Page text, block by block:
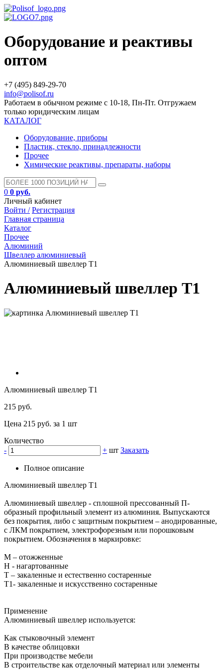
Оборудование и реактивы
оптом
+7 (495) 849-29-70
info@polisof.ru
Работаем в обычном режиме с 10-18, Пн-Пт. Отгружаем
только юридическим лицам
КАТАЛОГ
Оборудование, приборы
Пластик, стекло, принадлежности
Прочее
Химические реактивы, препараты, наборы
0 0 руб.
Личный кабинет
Войти / Регистрация
Главная страница
Каталог
Прочее
Алюминий
Швеллер алюминиевый
Алюминиевый швеллер Т1
Алюминиевый швеллер Т1
Алюминиевый швеллер Т1
215 руб.
Цена 215 руб. за 1 шт
Количество
-
+ шт Заказать
Полное описание
Алюминиевый швеллер Т1
Алюминиевый швеллер - сплошной прессованный П-
образный профильный элемент из алюминия. Выпускаются
без покрытия, либо с защитным покрытием – анодированные,
с ЛКМ покрытием, электрофорезным или порошковым
покрытием. Обозначения в маркировке:
М – отожженные
Н - нагартованные
Т – закаленные и естественно состаренные
Т1- закаленные и искусственно состаренные
Применение
Алюминиевый швеллер используется:
Как стыковочный элемент
В качестве облицовки
При производстве мебели
В строительстве как отделочный материал или элементы